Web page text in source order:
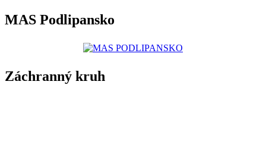
MAS Podlipansko
Záchranný kruh